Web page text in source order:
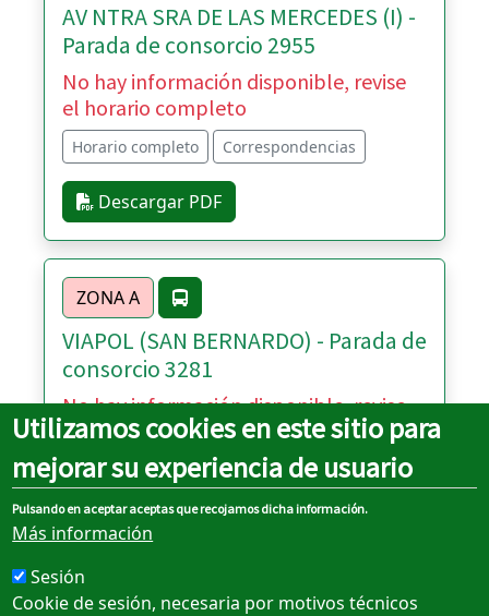
AV NTRA SRA DE LAS MERCEDES (I) -
Parada de consorcio 2955
No hay información disponible, revise
el horario completo
Horario completo Correspondencias
Descargar PDF
ZONA A
VIAPOL (SAN BERNARDO) - Parada de
consorcio 3281
No hay información disponible, revise
el horario completo
Horario completo Correspondencias
Descargar PDF
Utilizamos cookies en este sitio para
mejorar su experiencia de usuario
Pulsando en aceptar aceptas que recojamos dicha información.
Más información
Sesión
Cookie de sesión, necesaria por motivos técnicos